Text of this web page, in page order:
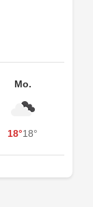
Mo.
18°18°